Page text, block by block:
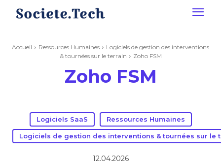
Accueil Ressources Humaines
Logiciels de gestion des interventions
& tournées sur le terrain
Zoho FSM
Zoho FSM
Logiciels SaaS Ressources Humaines
Logiciels de gestion des interventions & tournées sur le
12.04.2026